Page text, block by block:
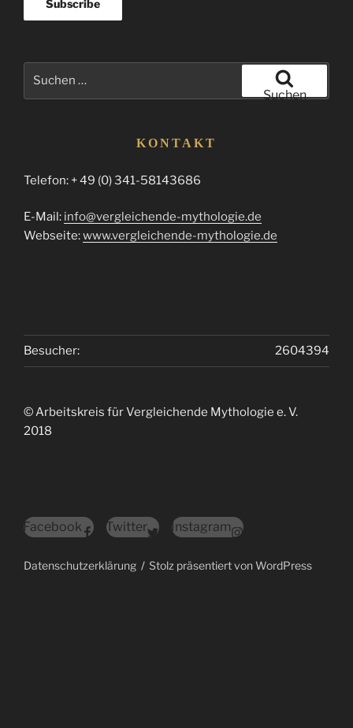
Suchen
KONTAKT
Telefon: + 49 (0) 341-58143686
E-Mail: info@vergleichende-mythologie.de
Webseite:www.vergleichende-mythologie.de
2604394
Besucher:
© Arbeitskreis für Vergleichende Mythologie e. V.
2018
Facebook Twitter Instagram
Datenschutzerklärung Stolz präsentiert von WordPress